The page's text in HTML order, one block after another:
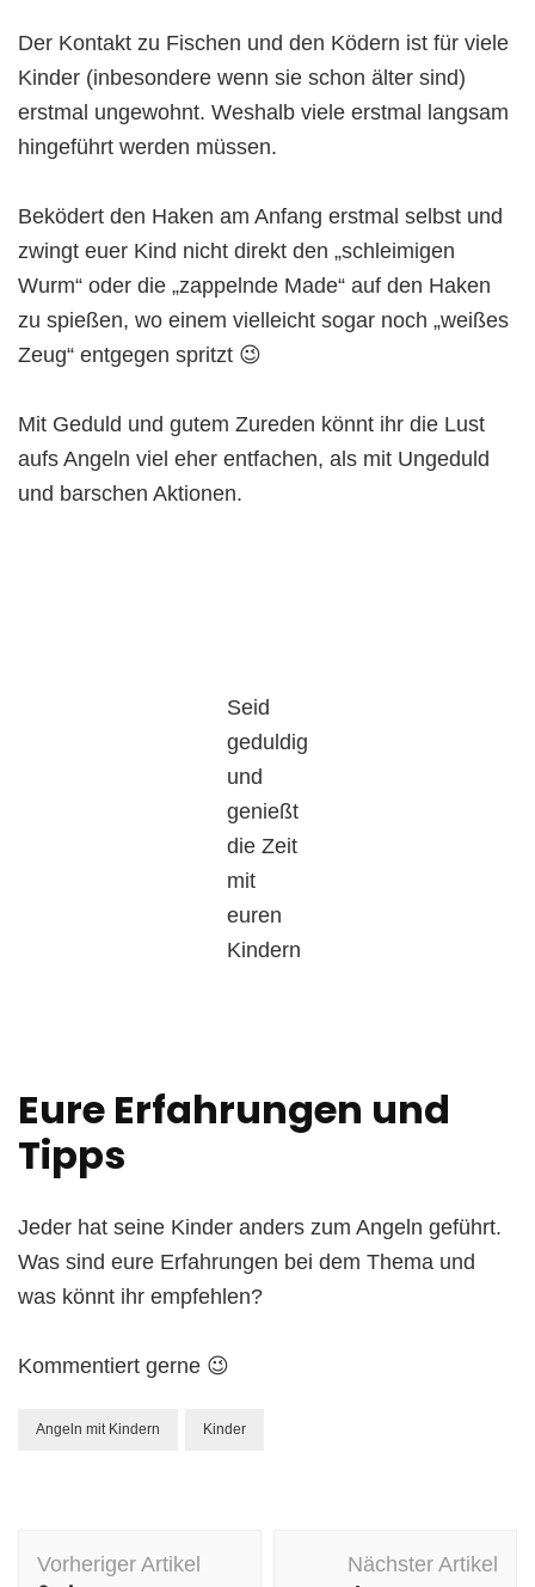
Der Kontakt zu Fischen und den Ködern ist für viele
Kinder (inbesondere wenn sie schon älter sind)
erstmal ungewohnt. Weshalb viele erstmal langsam
hingeführt werden müssen.
Beködert den Haken am Anfang erstmal selbst und
zwingt euer Kind nicht direkt den „schleimigen
Wurm“ oder die „zappelnde Made“ auf den Haken
zu spießen, wo einem vielleicht sogar noch „weißes
Zeug“ entgegen spritzt 😉
Mit Geduld und gutem Zureden könnt ihr die Lust
aufs Angeln viel eher entfachen, als mit Ungeduld
und barschen Aktionen.
Seid
geduldig
und
genießt
die Zeit
mit
euren
Kindern
Eure Erfahrungen und
Tipps
Jeder hat seine Kinder anders zum Angeln geführt.
Was sind eure Erfahrungen bei dem Thema und
was könnt ihr empfehlen?
Kommentiert gerne 😉
Angeln mit Kindern Kinder
Vorheriger Artikel Nächster Artikel